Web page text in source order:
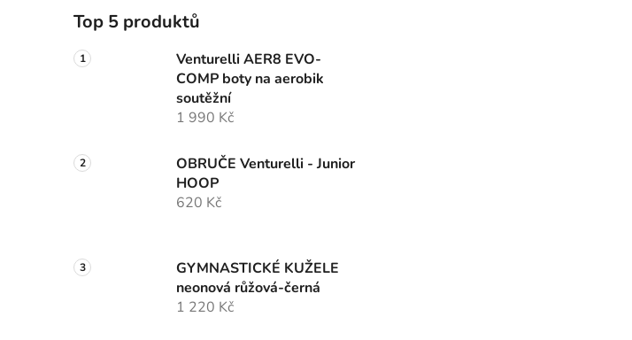
Top 5 produktů
Venturelli AER8 EVO-
COMP boty na aerobik
soutěžní
1 990 Kč
OBRUČE Venturelli - Junior
HOOP
620 Kč
GYMNASTICKÉ KUŽELE
neonová růžová-černá
1 220 Kč